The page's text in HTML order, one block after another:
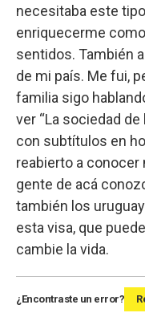
necesitaba este
enriquecerme
sentidos. También
de mi país. Me fui,
familia sigo
ver “La sociedad de
con subtítulos en
reabierto a conocer
gente de acá
también los
esta visa, que
cambie la vida.
¿Encontraste un error?